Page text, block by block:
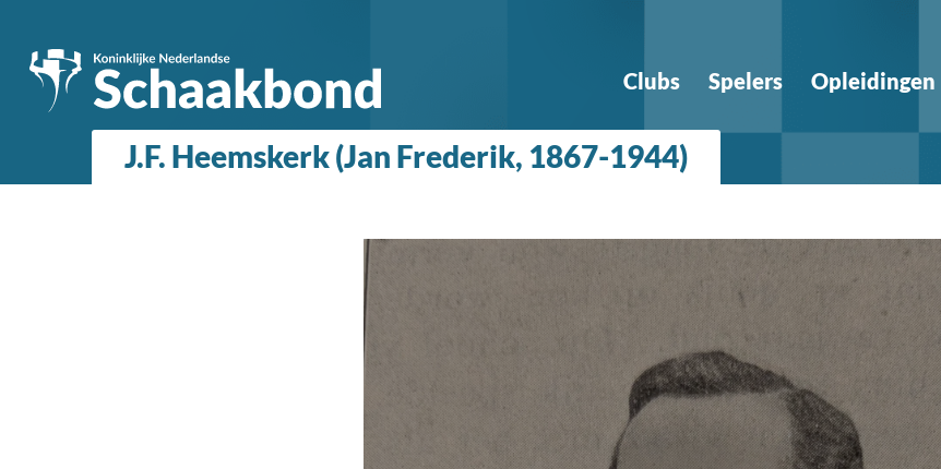
Clubs Spelers Opleidingen
J.F. Heemskerk (Jan Frederik, 1867-1944)